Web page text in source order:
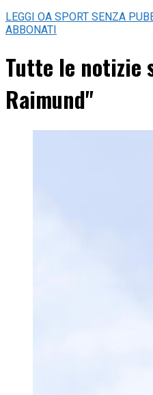
LEGGI OA SPORT SENZA
ABBONATI
Tutte le notizie
Raimund"